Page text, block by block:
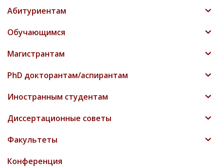
Абитуриентам
Обучающимся
Магистрантам
PhD докторантам/аспирантам
Иностранным студентам
Диссертационные советы
Факультеты
Конференция